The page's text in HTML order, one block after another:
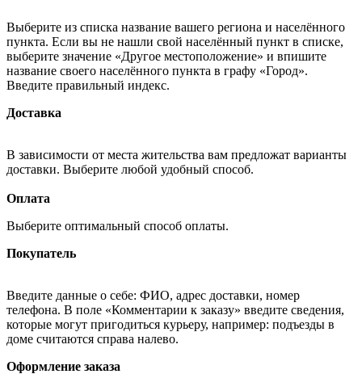
Выберите из списка название вашего региона и населённого
пункта. Если вы не нашли свой населённый пункт в списке,
выберите значение «Другое местоположение» и впишите
название своего населённого пункта в графу «Город».
Введите правильный индекс.
Доставка
В зависимости от места жительства вам предложат варианты
доставки. Выберите любой удобный способ.
Оплата
Выберите оптимальный способ оплаты.
Покупатель
Введите данные о себе: ФИО, адрес доставки, номер
телефона. В поле «Комментарии к заказу» введите сведения,
которые могут пригодиться курьеру, например: подъезды в
доме считаются справа налево.
Оформление заказа